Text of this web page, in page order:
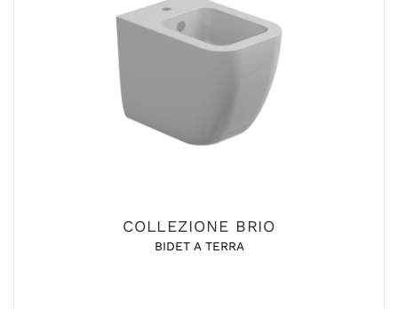
COLLEZIONE BRIO
BIDET A TERRA